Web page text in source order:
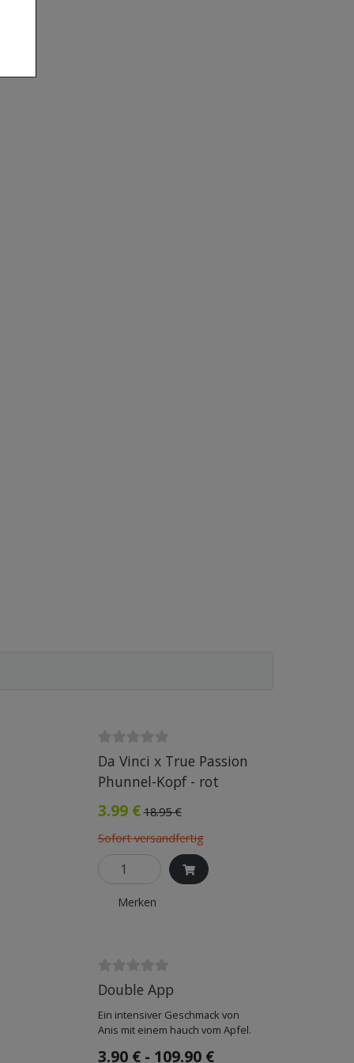
Da Vinci x True Passion
Phunnel-Kopf - rot
3.99 € 18.95 €
Sofort versandfertig
Merken
Double App
Ein intensiver Geschmack von
Anis mit einem hauch vom Apfel.
3.90 € - 109.90 €